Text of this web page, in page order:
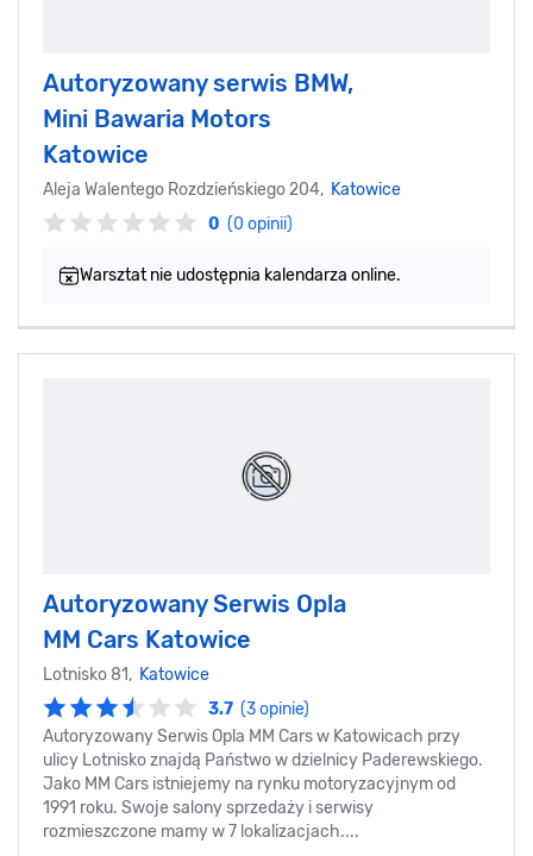
Autoryzowany serwis BMW,
Mini Bawaria Motors
Katowice
Aleja Walentego Rozdzieńskiego 204, Katowice
0 (0 opinii)
Warsztat nie udostępnia kalendarza online.
Autoryzowany Serwis Opla
MM Cars Katowice
Lotnisko 81, Katowice
3.7 (3 opinie)
Autoryzowany Serwis Opla MM Cars w Katowicach przy
ulicy Lotnisko znajdą Państwo w dzielnicy Paderewskiego.
Jako MM Cars istniejemy na rynku motoryzacyjnym od
1991 roku. Swoje salony sprzedaży i serwisy
rozmieszczone mamy w 7 lokalizacjach....